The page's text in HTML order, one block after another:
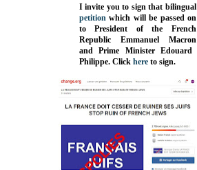
I invite you to sign that bilingual
petition which will be passed on
to President of the French
Republic Emmanuel Macron
and Prime MinisterEdouard
Philippe. Click here to sign.